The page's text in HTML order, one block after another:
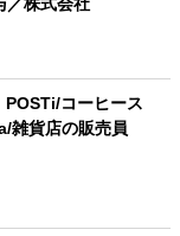
／株式会社
コーヒース
雑貨店の販売員